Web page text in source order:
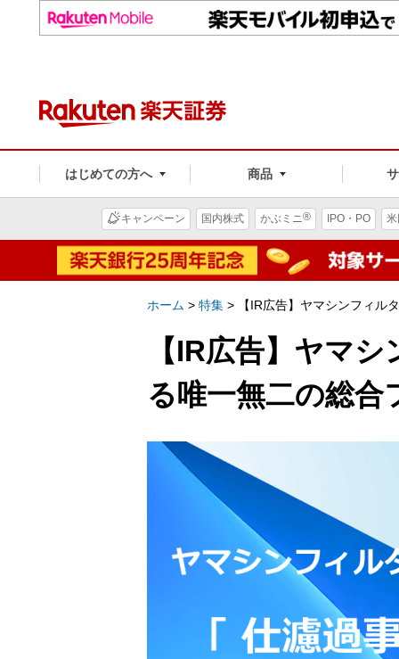
はじめての方へ 商品
キャンペーン 国内株式 かぶミニ® IPO・PO
ホーム > 特集 > 【IR広告】ヤマシンフィ
【IR広告】ヤマ
る唯一無二の総合